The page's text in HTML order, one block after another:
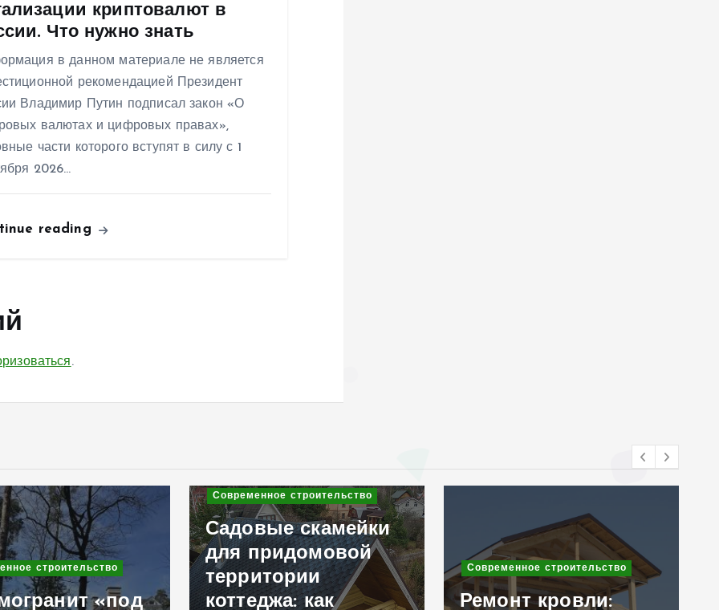
криптовалют в
Что нужно знать
в данном материале не является
рекомендацией Президент
Владимир Путин подписал закон «О
валютах и цифровых правах»,
части которого вступят в силу с 1
2026…
reading
.
строительство
скамейки
как
Современное строительство
Ремонт кровли:
Современное строительство
Клинкерный кирпич
в дизайне